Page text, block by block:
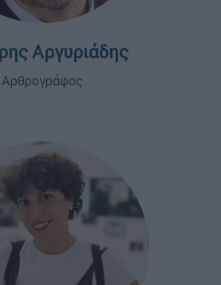
Αργυριάδης
Αρθρογράφος